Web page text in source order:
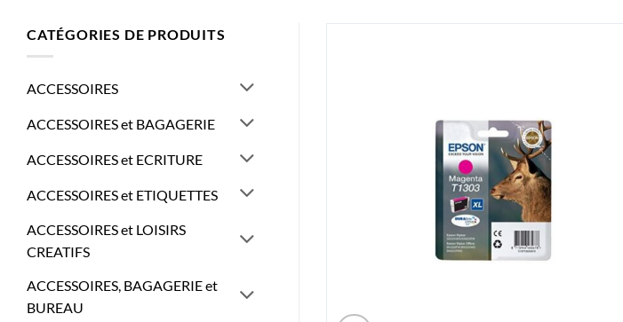
CATÉGORIES DE PRODUITS
ACCESSOIRES
ACCESSOIRES et BAGAGERIE
ACCESSOIRES et ECRITURE
ACCESSOIRES et ETIQUETTES
ACCESSOIRES et LOISIRS
CREATIFS
ACCESSOIRES, BAGAGERIE et
BUREAU